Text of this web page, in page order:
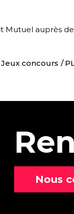
Mutuel auprès
Jeux concours
Nous